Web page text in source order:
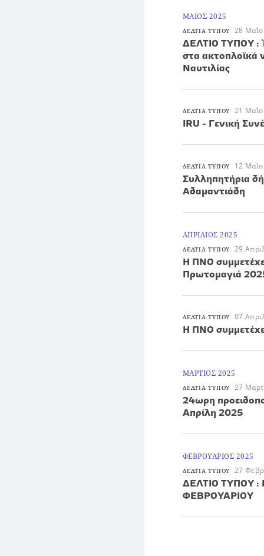
ΜΑΙΟΣ 2025
ΔΕΛΤΙΑ ΤΥΠΟΥ 28
ΔΕΛΤΙΟ ΤΥΠΟΥ :
στα ακτοπλοϊκά
Ναυτιλίας
ΔΕΛΤΙΑ ΤΥΠΟΥ 21
IRU - Γενική
ΔΕΛΤΙΑ ΤΥΠΟΥ 12
Συλληπητήρια
Αδαμαντιάδη
ΑΠΡΙΛΙΟΣ 2025
ΔΕΛΤΙΑ ΤΥΠΟΥ 29
Η ΠΝΟ
Πρωτομαγιά
ΔΕΛΤΙΑ ΤΥΠΟΥ 07
Η ΠΝΟ
ΜΑΡΤΙΟΣ 2025
ΔΕΛΤΙΑ ΤΥΠΟΥ 27
24ωρη
Απρίλη 2025
ΦΕΒΡΟΥΑΡΙΟΣ 2025
ΔΕΛΤΙΑ ΤΥΠΟΥ 27
ΔΕΛΤΙΟ ΤΥΠΟΥ :
ΦΕΒΡΟΥΑΡΙΟΥ